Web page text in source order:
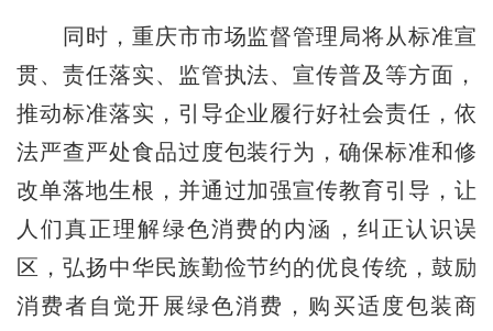
同时，重庆市市场监督管理局将从标准宣
贯、责任落实、监管执法、宣传普及等方面，
推动标准落实，引导企业履行好社会责任，依
法严查严处食品过度包装行为，确保标准和修
改单落地生根，并通过加强宣传教育引导，让
人们真正理解绿色消费的内涵，纠正认识误
区，弘扬中华民族勤俭节约的优良传统，鼓励
消费者自觉开展绿色消费，购买适度包装商